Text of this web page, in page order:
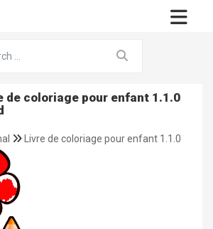
de coloriage pour enfant 1.1.0
Livre de coloriage pour enfant 1.1.0